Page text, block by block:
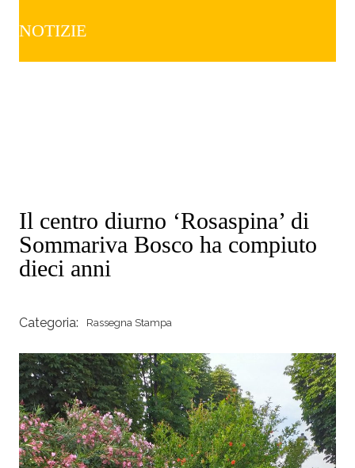
NOTIZIE
Il centro diurno ‘Rosaspina’ di
Sommariva Bosco ha compiuto
dieci anni
Categoria: Rassegna Stampa